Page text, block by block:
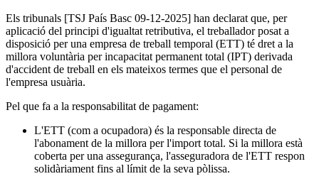
Els tribunals [TSJ País Basc 09-12-2025] han declarat que, per
aplicació del principi d'igualtat retributiva, el treballador posat a
disposició per una empresa de treball temporal (ETT) té dret a la
millora voluntària per incapacitat permanent total (IPT) derivada
d'accident de treball en els mateixos termes que el personal de
l'empresa usuària.
Pel que fa a la responsabilitat de pagament:
L'ETT (com a ocupadora) és la responsable directa de
l'abonament de la millora per l'import total. Si la millora està
coberta per una assegurança, l'asseguradora de l'ETT respon
solidàriament fins al límit de la seva pòlissa.